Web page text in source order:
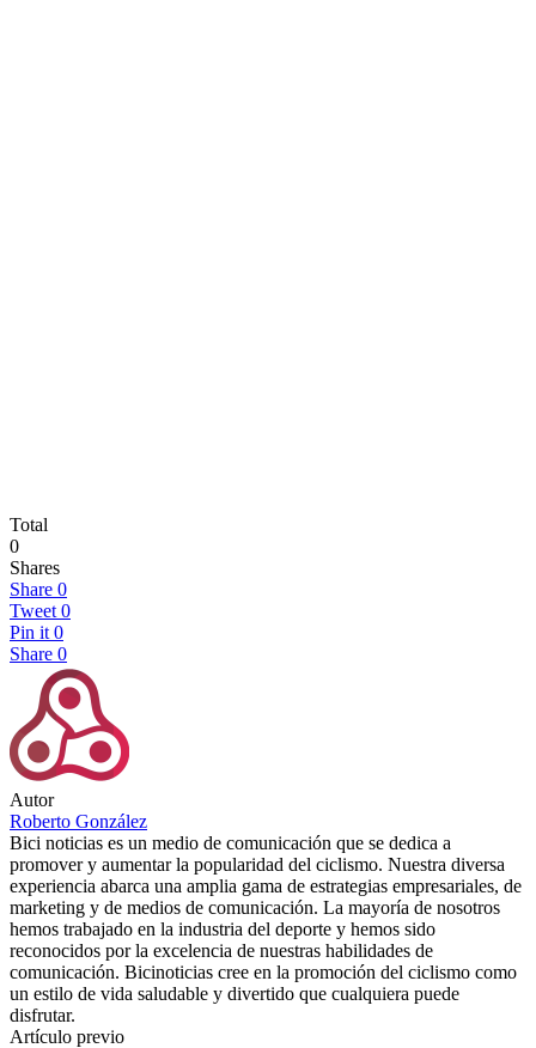
Total
0
Shares
Share 0
Tweet 0
Pin it 0
Share 0
Autor
Roberto González
Bici noticias es un medio de comunicación que se dedica a
promover y aumentar la popularidad del ciclismo. Nuestra diversa
experiencia abarca una amplia gama de estrategias empresariales, de
marketing y de medios de comunicación. La mayoría de nosotros
hemos trabajado en la industria del deporte y hemos sido
reconocidos por la excelencia de nuestras habilidades de
comunicación. Bicinoticias cree en la promoción del ciclismo como
un estilo de vida saludable y divertido que cualquiera puede
disfrutar.
Artículo previo